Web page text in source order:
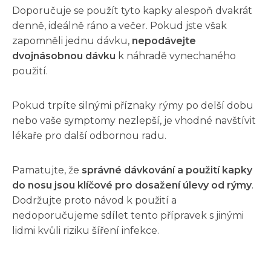
Doporučuje se použít tyto kapky alespoň dvakrát
denně, ideálně ráno a večer. Pokud jste však
zapomněli jednu dávku, nepodávejte
dvojnásobnou dávku k náhradě vynechaného
použití.
Pokud trpíte silnými příznaky rýmy po delší dobu
nebo vaše symptomy nezlepší, je vhodné navštívit
lékaře pro další odbornou radu.
Pamatujte, že správné dávkování a použití kapky
do nosu jsou klíčové pro dosažení úlevy od rýmy.
Dodržujte proto návod k použití a
nedoporučujeme sdílet tento přípravek s jinými
lidmi kvůli riziku šíření infekce.